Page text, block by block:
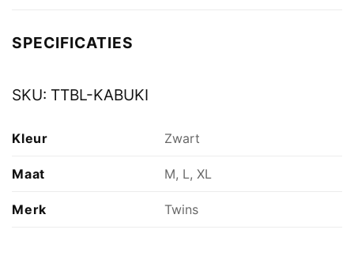
SPECIFICATIES
SKU: TTBL-KABUKI
Kleur Zwart
Maat M, L, XL
Merk Twins